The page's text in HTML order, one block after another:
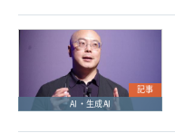
記事
AI・生成AI